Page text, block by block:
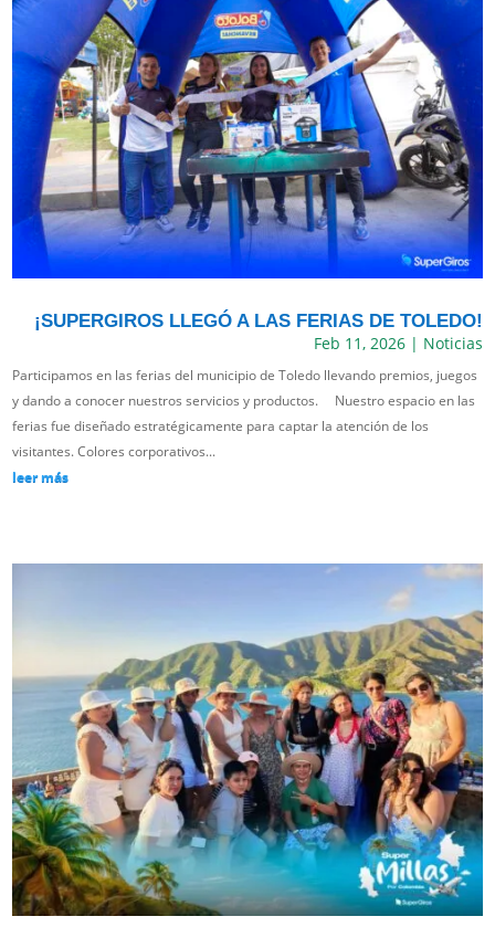
¡SUPERGIROS LLEGÓ A LAS FERIAS DE TOLEDO!
Feb 11, 2026| Noticias
Participamos en las ferias del municipio de Toledo llevando premios, juegos
y dando a conocer nuestros servicios y productos. Nuestro espacio en las
ferias fue diseñado estratégicamente para captar la atención de los
visitantes. Colores corporativos...
leer más